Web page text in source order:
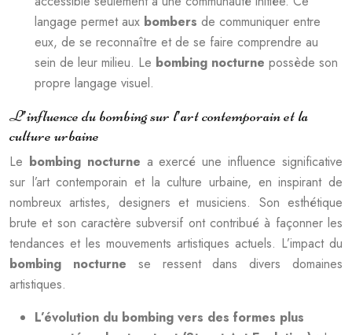
langage permet aux bombers de communiquer entre
eux, de se reconnaître et de se faire comprendre au
sein de leur milieu. Le bombing nocturne possède son
propre langage visuel.
L’influence du bombing sur l’art contemporain et la
culture urbaine
Le bombing nocturne a exercé une influence significative
sur l’art contemporain et la culture urbaine, en inspirant de
nombreux artistes, designers et musiciens. Son esthétique
brute et son caractère subversif ont contribué à façonner les
tendances et les mouvements artistiques actuels. L’impact du
bombing nocturne se ressent dans divers domaines
artistiques.
L’évolution du bombing vers des formes plus